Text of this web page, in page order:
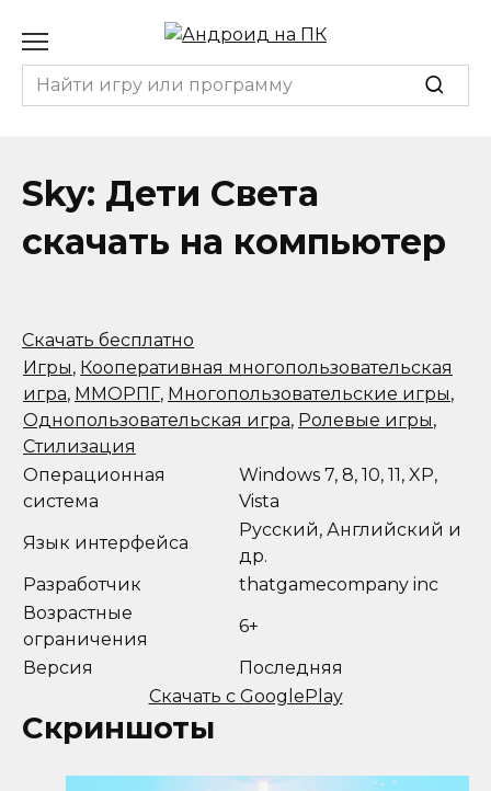
содержанию
Search
for:
Sky: Дети Света
скачать на компьютер
Скачать бесплатно
Игры, Кооперативная многопользовательская
игра, ММОРПГ, Многопользовательские игры,
Однопользовательская игра, Ролевые игры,
Стилизация
Операционная
система
Windows 7, 8, 10, 11, XP,
Vista
Язык интерфейса
Русский, Английский и
др.
Разработчик
thatgamecompany inc
Возрастные
ограничения
6+
Версия
Последняя
Скачать с GooglePlay
Скриншоты